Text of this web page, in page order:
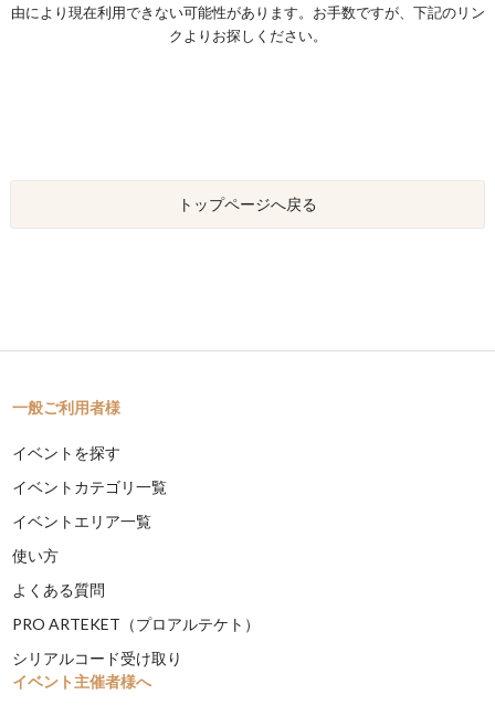
由により現在利用できない可能性があります。お手数ですが、下記のリン
クよりお探しください。
トップページへ戻る
一般ご利用者様
イベントを探す
イベントカテゴリ一覧
イベントエリア一覧
使い方
よくある質問
PRO ARTEKET（プロアルテケト）
シリアルコード受け取り
イベント主催者様へ